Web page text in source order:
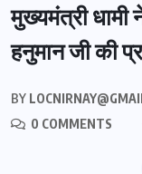
मुख्यमंत्री धामी
हनुमान जी की
BY
0 COMMENTS